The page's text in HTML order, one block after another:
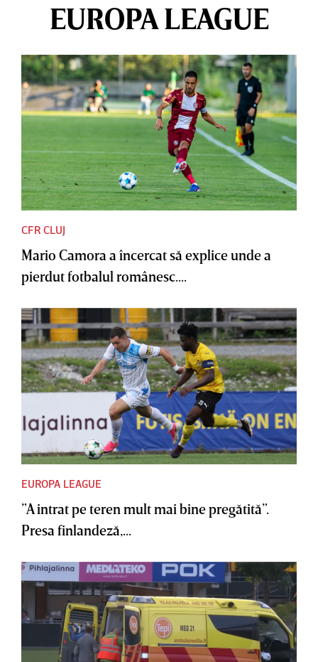
EUROPA LEAGUE
CFR CLUJ
Mario Camora a încercat să explice unde a
pierdut fotbalul românesc....
EUROPA LEAGUE
”A intrat pe teren mult mai bine pregătită”.
Presa finlandeză,...